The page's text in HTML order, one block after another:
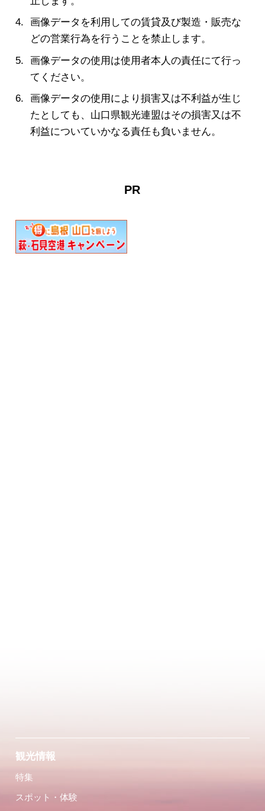
画像データを利用しての賃貸及び製造・販売な
どの営業行為を行うことを禁止します。
画像データの使用は使用者本人の責任にて行っ
てください。
画像データの使用により損害又は不利益が生じ
たとしても、山口県観光連盟はその損害又は不
利益についていかなる責任も負いません。
観光情報
特集
スポット・体験
PR